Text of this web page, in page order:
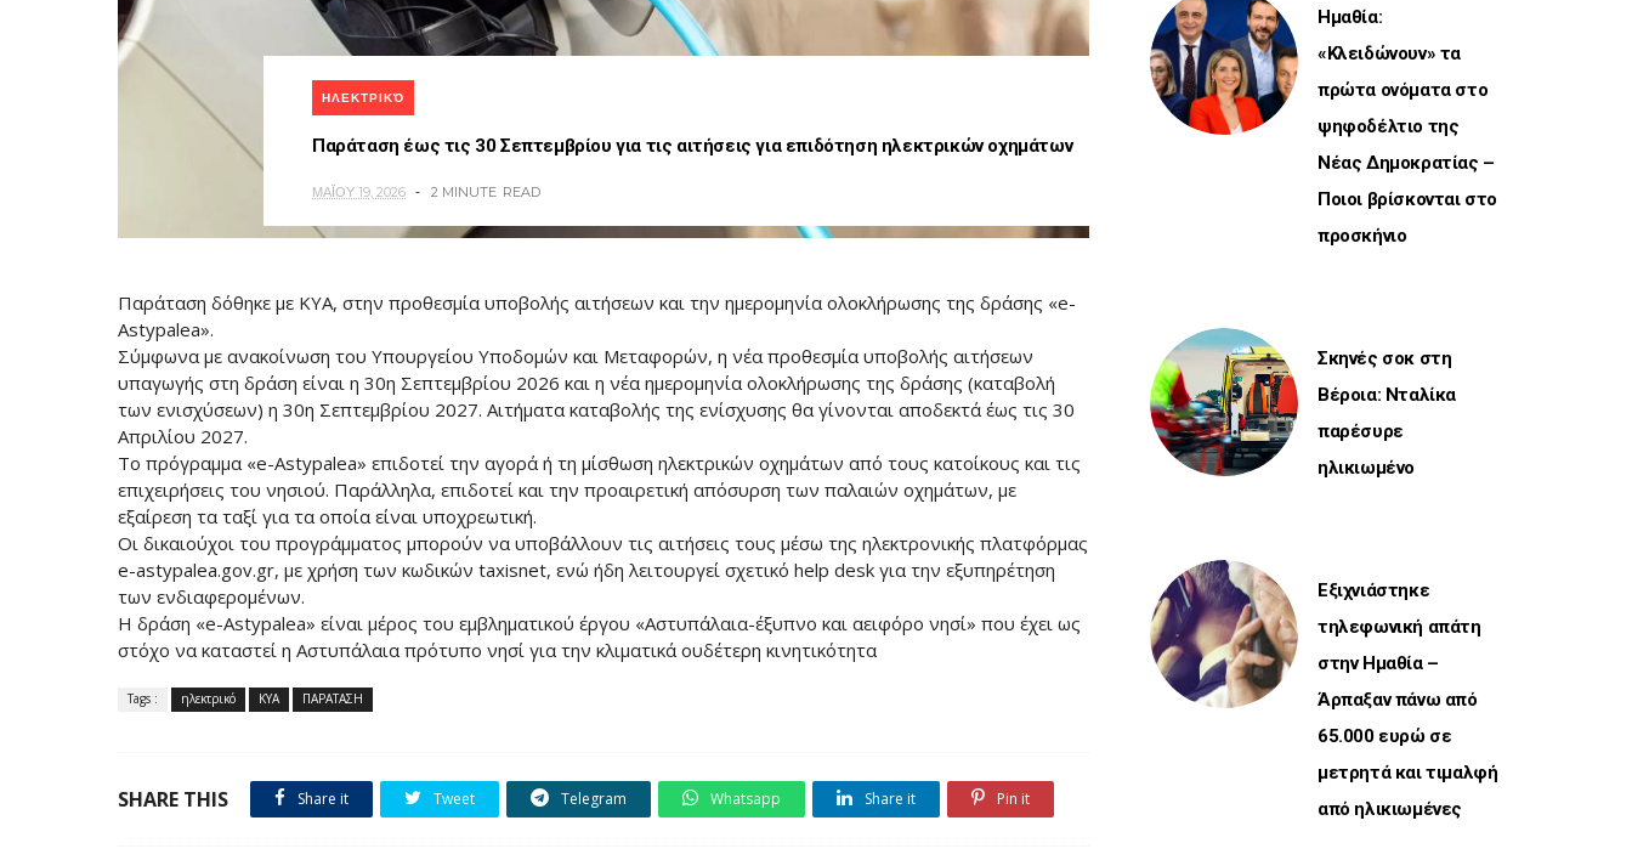
ΗΛΕΚΤΡΙΚΌ
Παράταση έως τις 30 Σεπτεμβρίου για τις αιτήσεις για επιδότηση ηλεκτρικών οχημάτων
ΜΑΪ́ΟΥ 19, 2026 2 MINUTE READ
Παράταση δόθηκε με ΚΥΑ, στην προθεσμία υποβολής αιτήσεων και την ημερομηνία ολοκλήρωσης της δράσης «e-
Astypalea».
Σύμφωνα με ανακοίνωση του Υπουργείου Υποδομών και Μεταφορών, η νέα προθεσμία υποβολής αιτήσεων
υπαγωγής στη δράση είναι η 30η Σεπτεμβρίου 2026 και η νέα ημερομηνία ολοκλήρωσης της δράσης (καταβολή
των ενισχύσεων) η 30η Σεπτεμβρίου 2027. Αιτήματα καταβολής της ενίσχυσης θα γίνονται αποδεκτά έως τις 30
Απριλίου 2027.
Το πρόγραμμα «e-Astypalea» επιδοτεί την αγορά ή τη μίσθωση ηλεκτρικών οχημάτων από τους κατοίκους και τις
επιχειρήσεις του νησιού. Παράλληλα, επιδοτεί και την προαιρετική απόσυρση των παλαιών οχημάτων, με
εξαίρεση τα ταξί για τα οποία είναι υποχρεωτική.
Οι δικαιούχοι του προγράμματος μπορούν να υποβάλλουν τις αιτήσεις τους μέσω της ηλεκτρονικής πλατφόρμας
e-astypalea.gov.gr, με χρήση των κωδικών taxisnet, ενώ ήδη λειτουργεί σχετικό help desk για την εξυπηρέτηση
των ενδιαφερομένων.
Η δράση «e-Astypalea» είναι μέρος του εμβληματικού έργου «Αστυπάλαια-έξυπνο και αειφόρο νησί» που έχει ως
στόχο να καταστεί η Αστυπάλαια πρότυπο νησί για την κλιματικά ουδέτερη κινητικότητα
Tags : ηλεκτρικό ΚΥΑ ΠΑΡΑΤΑΣΗ
SHARE THIS Share it Tweet Telegram Whatsapp Share it Pin it
Ημαθία:
«Κλειδώνουν» τα
πρώτα ονόματα στο
ψηφοδέλτιο της
Νέας Δημοκρατίας –
Ποιοι βρίσκονται στο
προσκήνιο
Σκηνές σοκ στη
Βέροια: Νταλίκα
παρέσυρε
ηλικιωμένο
Εξιχνιάστηκε
τηλεφωνική απάτη
στην Ημαθία –
Άρπαξαν πάνω από
65.000 ευρώ σε
μετρητά και τιμαλφή
από ηλικιωμένες